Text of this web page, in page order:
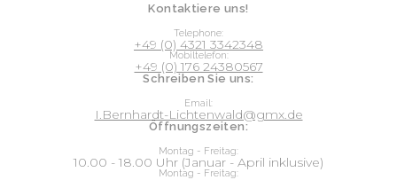
Kontaktiere uns!
Telephone:
+49 (0) 4321 3342348
Mobiltelefon:
+49 (0) 176 24380567
Schreiben Sie uns:
Email:
I.Bernhardt-Lichtenwald@gmx.de
Öffnungszeiten:
Montag - Freitag:
10.00 - 18.00 Uhr (Januar - April inklusive)
Montag - Freitag: